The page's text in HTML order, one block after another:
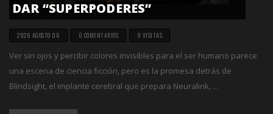
DAR “SUPERPODERES”
2026 AGOSTO 06 0 COMENTARIOS 9 VISITAS
Ver sin ojos y percibir colores invisibles para el ser humano parece
una escena de ciencia ficción, pero es la promesa detrás de
Blindsight, el implante cerebral que prepara Neuralink, ...